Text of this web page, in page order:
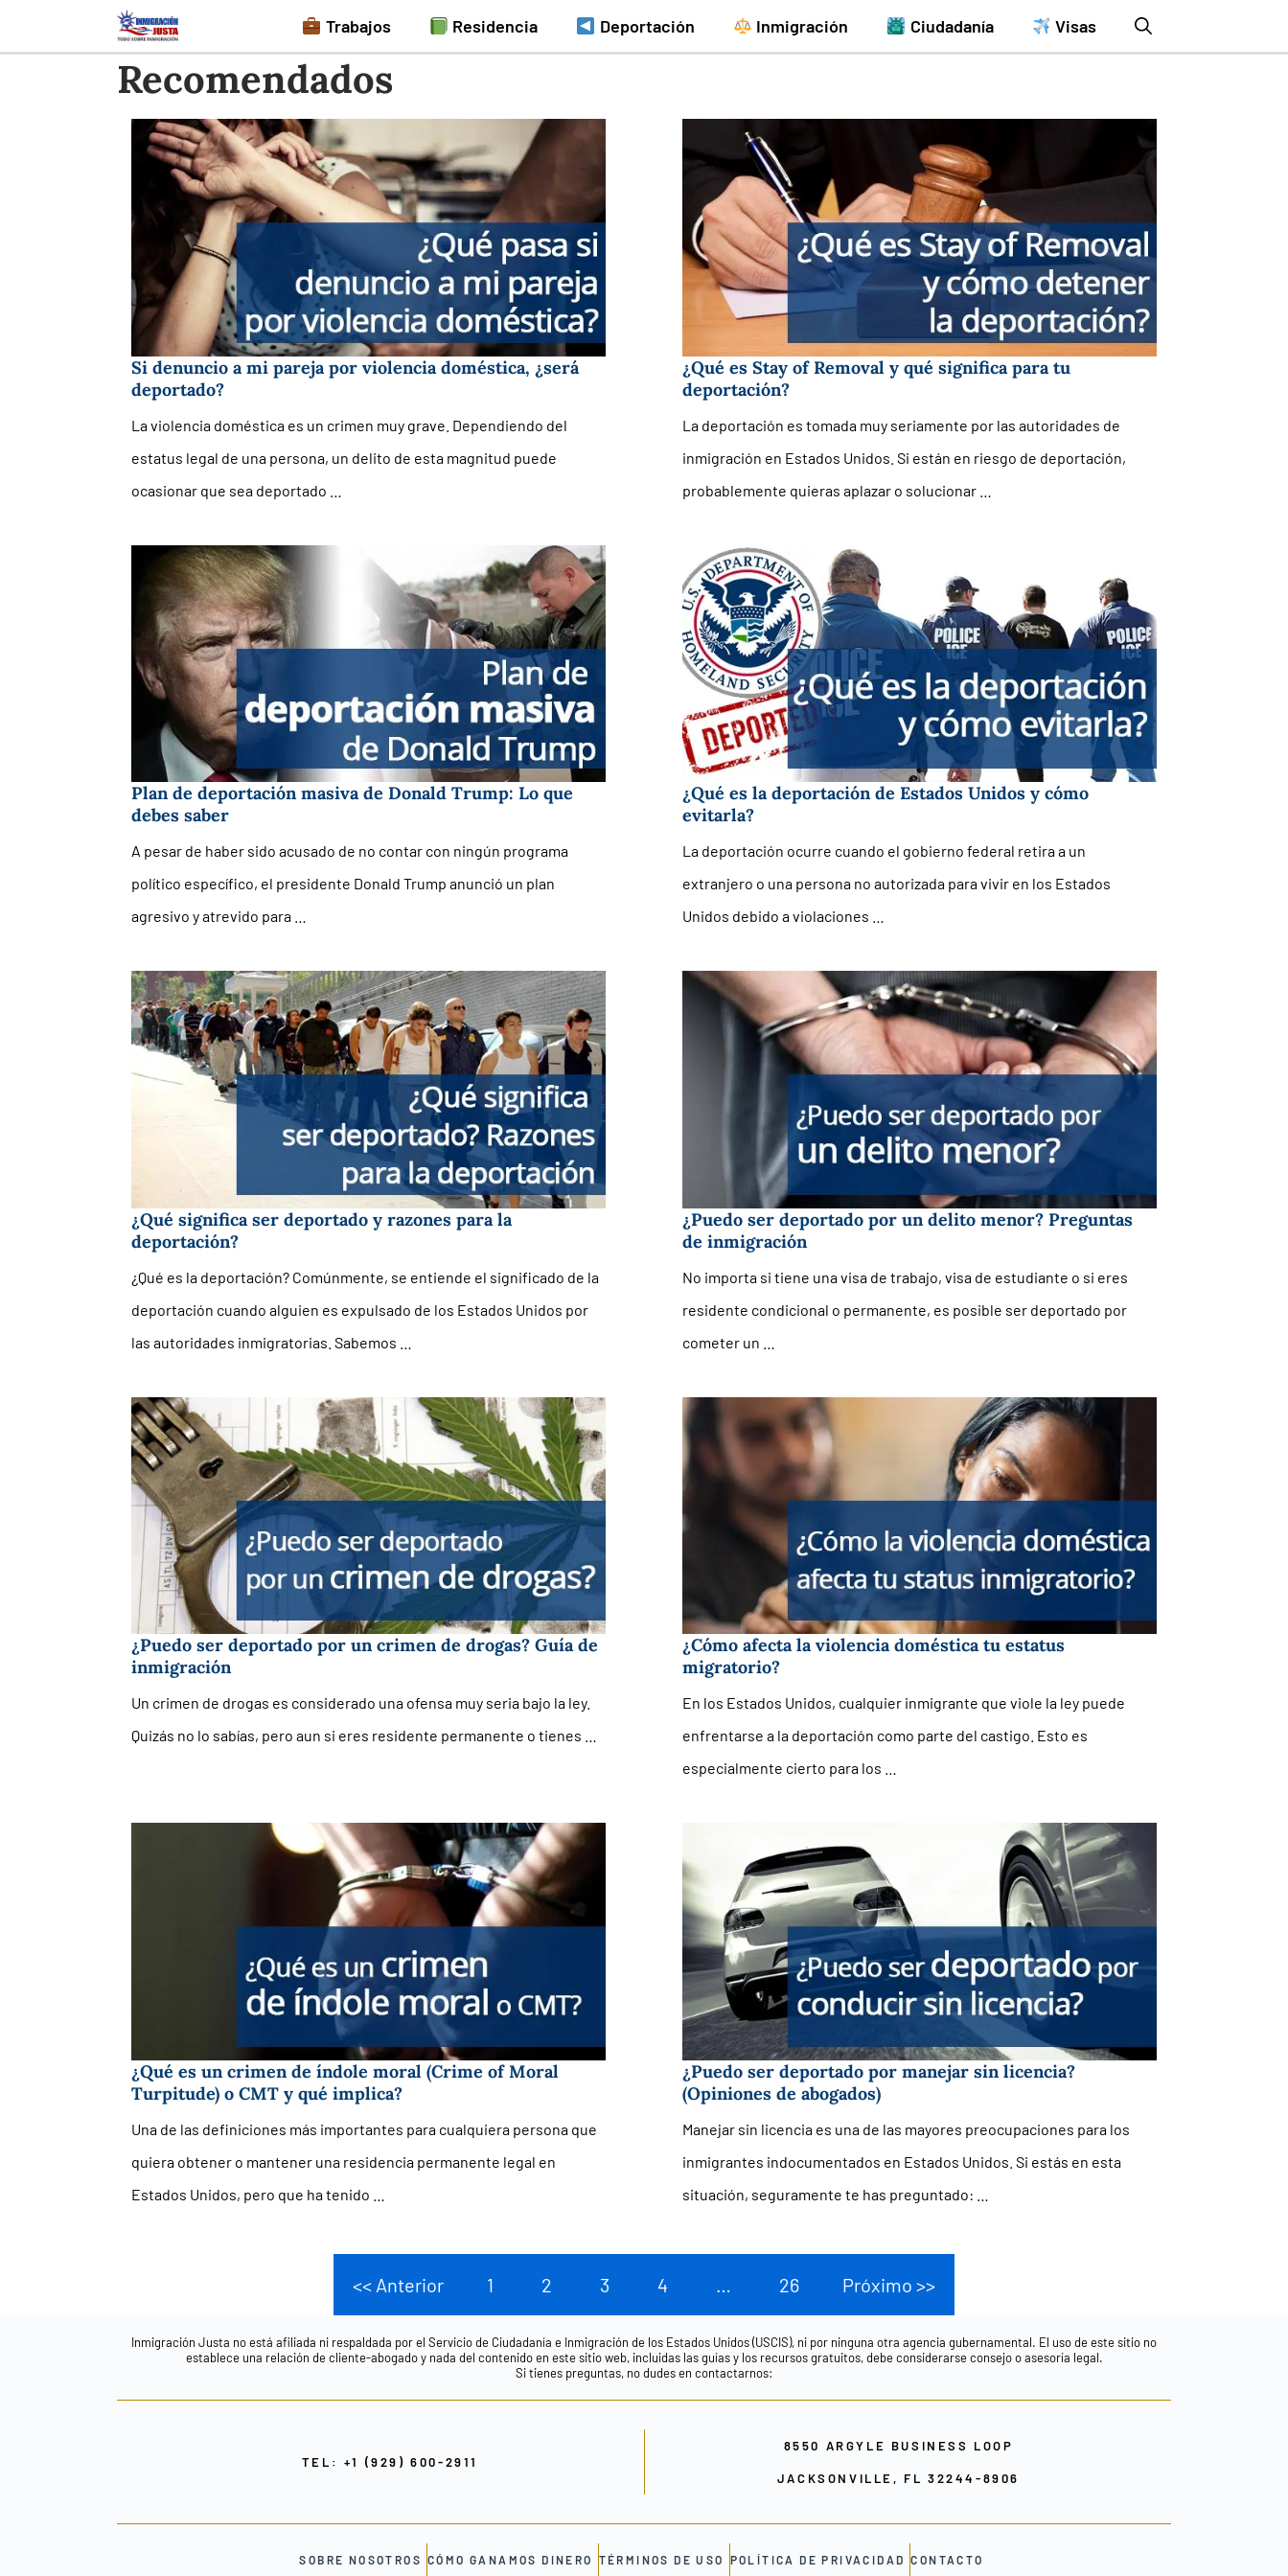
al
Trabajos Residencia Deportación Inmigración Ciudadanía Visas
Recomendados
Si denuncio a mi pareja por violencia doméstica, ¿será
deportado?
La violencia doméstica es un crimen muy grave. Dependiendo del
estatus legal de una persona, un delito de esta magnitud puede
ocasionar que sea deportado …
¿Qué es Stay of Removal y qué significa para tu
deportación?
La deportación es tomada muy seriamente por las autoridades de
inmigración en Estados Unidos. Si están en riesgo de deportación,
probablemente quieras aplazar o solucionar …
Plan de deportación masiva de Donald Trump: Lo que
debes saber
A pesar de haber sido acusado de no contar con ningún programa
político específico, el presidente Donald Trump anunció un plan
agresivo y atrevido para …
¿Qué es la deportación de Estados Unidos y cómo
evitarla?
La deportación ocurre cuando el gobierno federal retira a un
extranjero o una persona no autorizada para vivir en los Estados
Unidos debido a violaciones …
¿Qué significa ser deportado y razones para la
deportación?
¿Qué es la deportación? Comúnmente, se entiende el significado de la
deportación cuando alguien es expulsado de los Estados Unidos por
las autoridades inmigratorias. Sabemos …
¿Puedo ser deportado por un delito menor? Preguntas
de inmigración
No importa si tiene una visa de trabajo, visa de estudiante o si eres
residente condicional o permanente, es posible ser deportado por
cometer un …
¿Puedo ser deportado por un crimen de drogas? Guía de
inmigración
Un crimen de drogas es considerado una ofensa muy seria bajo la ley.
Quizás no lo sabías, pero aun si eres residente permanente o tienes …
¿Cómo afecta la violencia doméstica tu estatus
migratorio?
En los Estados Unidos, cualquier inmigrante que viole la ley puede
enfrentarse a la deportación como parte del castigo. Esto es
especialmente cierto para los …
¿Qué es un crimen de índole moral (Crime of Moral
Turpitude) o CMT y qué implica?
Una de las definiciones más importantes para cualquiera persona que
quiera obtener o mantener una residencia permanente legal en
Estados Unidos, pero que ha tenido …
¿Puedo ser deportado por manejar sin licencia?
(Opiniones de abogados)
Manejar sin licencia es una de las mayores preocupaciones para los
inmigrantes indocumentados en Estados Unidos. Si estás en esta
situación, seguramente te has preguntado: …
<< Anterior 1 2 3 4 26 Próximo >>
Inmigración Justa no está afiliada ni respaldada por el Servicio de Ciudadanía e Inmigración de los Estados Unidos (USCIS), ni por ninguna otra agencia gubernamental. El uso de este sitio no
establece una relación de cliente-abogado y nada del contenido en este sitio web, incluidas las guías y los recursos gratuitos, debe considerarse consejo o asesoría legal.
Si tienes preguntas, no dudes en contactarnos:
TEL: +1 (929) 600-2911
8550 ARGYLE BUSINESS LOOP
JACKSONVILLE, FL 32244-8906
SOBRE NOSOTROS CÓMO GANAMOS DINERO TÉRMINOS DE USO POLÍTICA DE PRIVACIDAD CONTACTO